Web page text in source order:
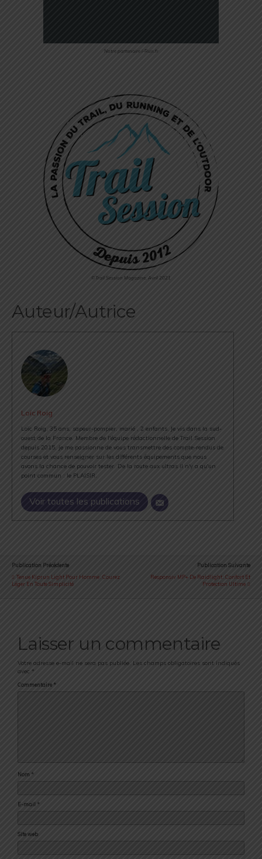
Notre partenaire i-Run.fr
©Trail Session Magazine, Avril 2021
Auteur/Autrice
Loïc Roig
Loïc Roig, 35 ans, sapeur-pompier, marié , 2 enfants. Je vis dans la sud-
ouest de la France. Membre de l'équipe rédactionnelle de Trail Session
depuis 2015, je me passionne de vous transmettre des compte-rendus de
courses et vous renseigner sur les différents équipements que nous
avons la chance de pouvoir tester. De la route aux ultras il n'y a qu'un
point commun : le PLAISIR.
Voir toutes les publications
Publication Précédente
Tenue Kiprun Light Pour Homme : Courez
Léger En Toute Simplicité
Publication Suivante
Responsiv MP+ De Raidlight : Confort Et
Protection Ultime
Laisser un commentaire
Votre adresse e-mail ne sera pas publiée. Les champs obligatoires sont indiqués
avec *
Commentaire *
Nom *
E-mail *
Site web